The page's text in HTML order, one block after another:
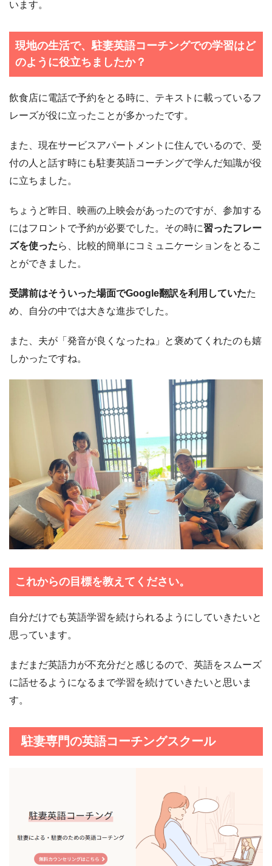
います。
現地の生活で、駐妻英語コーチングでの学習はど
のように役立ちましたか？
飲食店に電話で予約をとる時に、テキストに載っているフ
レーズが役に立ったことが多かったです。
また、現在サービスアパートメントに住んでいるので、受
付の人と話す時にも駐妻英語コーチングで学んだ知識が役
に立ちました。
ちょうど昨日、映画の上映会があったのですが、参加する
にはフロントで予約が必要でした。その時に習ったフレー
ズを使ったら、比較的簡単にコミュニケーションをとるこ
とができました。
受講前はそういった場面でGoogle翻訳を利用していたた
め、自分の中では大きな進歩でした。
また、夫が「発音が良くなったね」と褒めてくれたのも嬉
しかったですね。
これからの目標を教えてください。
自分だけでも英語学習を続けられるようにしていきたいと
思っています。
まだまだ英語力が不充分だと感じるので、英語をスムーズ
に話せるようになるまで学習を続けていきたいと思いま
す。
駐妻専門の英語コーチングスクール